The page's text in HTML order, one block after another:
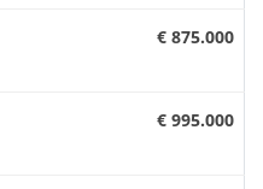
€ 875.000
€ 995.000